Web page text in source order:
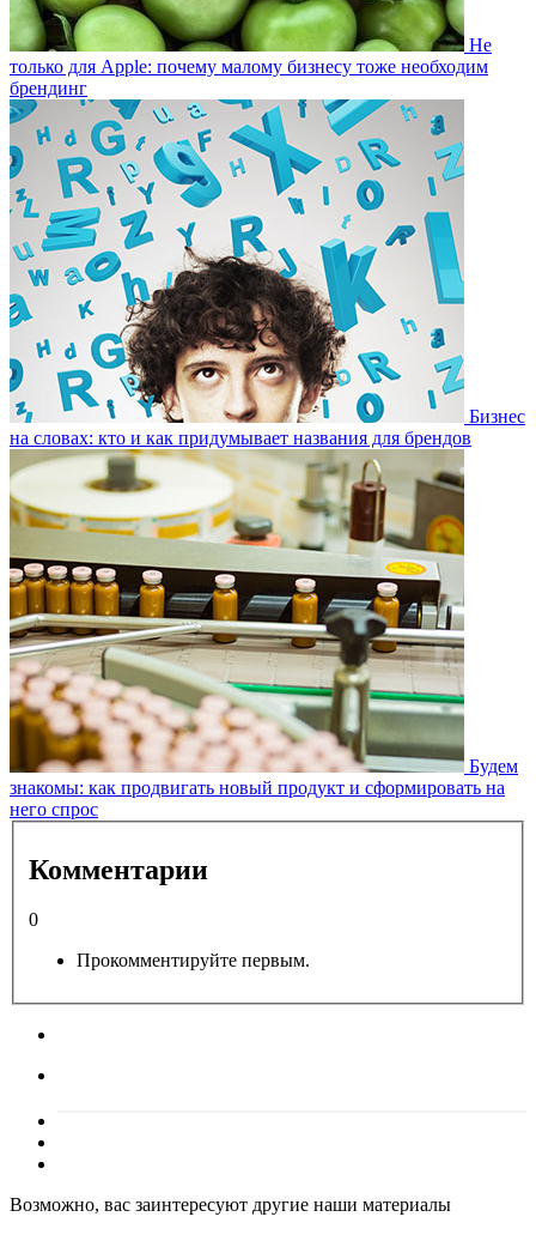
Не
только для Apple: почему малому бизнесу тоже необходим
брендинг
Бизнес
на словах: кто и как придумывает названия для брендов
Будем
знакомы: как продвигать новый продукт и сформировать на
него спрос
Комментарии
0
Прокомментируйте первым.
Возможно, вас заинтересуют другие наши материалы